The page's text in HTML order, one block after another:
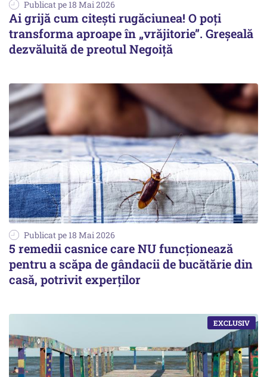
Publicat pe 18 Mai 2026
Ai grijă cum citești rugăciunea! O poți
transforma aproape în „vrăjitorie”. Greșeală
dezvăluită de preotul Negoiță
Publicat pe 18 Mai 2026
5 remedii casnice care NU funcționează
pentru a scăpa de gândacii de bucătărie din
casă, potrivit experților